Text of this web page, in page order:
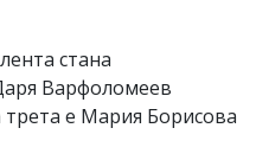
стана
Варфоломеев
трета е Мария Борисова